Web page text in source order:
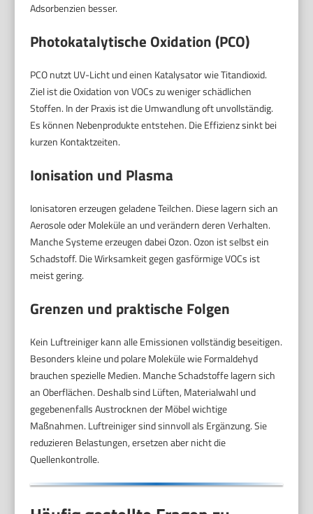
Adsorbenzien besser.
Photokatalytische Oxidation (PCO)
PCO nutzt UV-Licht und einen Katalysator wie Titandioxid.
Ziel ist die Oxidation von VOCs zu weniger schädlichen
Stoffen. In der Praxis ist die Umwandlung oft unvollständig.
Es können Nebenprodukte entstehen. Die Effizienz sinkt bei
kurzen Kontaktzeiten.
Ionisation und Plasma
Ionisatoren erzeugen geladene Teilchen. Diese lagern sich an
Aerosole oder Moleküle an und verändern deren Verhalten.
Manche Systeme erzeugen dabei Ozon. Ozon ist selbst ein
Schadstoff. Die Wirksamkeit gegen gasförmige VOCs ist
meist gering.
Grenzen und praktische Folgen
Kein Luftreiniger kann alle Emissionen vollständig beseitigen.
Besonders kleine und polare Moleküle wie Formaldehyd
brauchen spezielle Medien. Manche Schadstoffe lagern sich
an Oberflächen. Deshalb sind Lüften, Materialwahl und
gegebenenfalls Austrocknen der Möbel wichtige
Maßnahmen. Luftreiniger sind sinnvoll als Ergänzung. Sie
reduzieren Belastungen, ersetzen aber nicht die
Quellenkontrolle.